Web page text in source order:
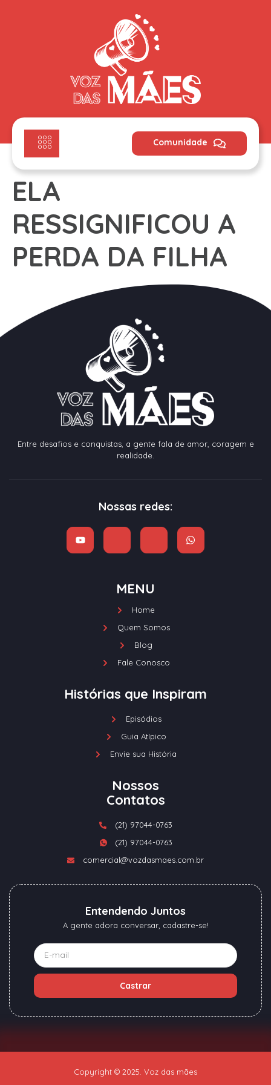
Comunidade
ELA
RESSIGNIFICOU A
PERDA DA FILHA
Entre desafios e conquistas, a gente fala de amor, coragem e
realidade.
Nossas redes:
MENU
Home
Quem Somos
Blog
Fale Conosco
Histórias que Inspiram
Episódios
Guia Atípico
Envie sua História
Nossos
Contatos
(21) 97044-0763
(21) 97044-0763
comercial@vozdasmaes.com.br
Entendendo Juntos
A gente adora conversar, cadastre-se!
Castrar
Copyright © 2025. Voz das mães